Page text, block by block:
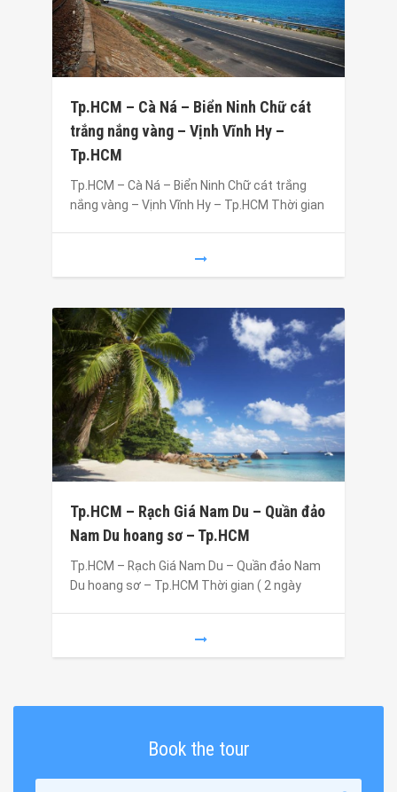
Tp.HCM – Cà Ná – Biển Ninh Chữ cát
trắng nắng vàng – Vịnh Vĩnh Hy –
Tp.HCM
Tp.HCM – Cà Ná – Biển Ninh Chữ cát trắng
nắng vàng – Vịnh Vĩnh Hy – Tp.HCM Thời gian
Tp.HCM – Rạch Giá Nam Du – Quần đảo
Nam Du hoang sơ – Tp.HCM
Tp.HCM – Rạch Giá Nam Du – Quần đảo Nam
Du hoang sơ – Tp.HCM Thời gian ( 2 ngày
Book the tour